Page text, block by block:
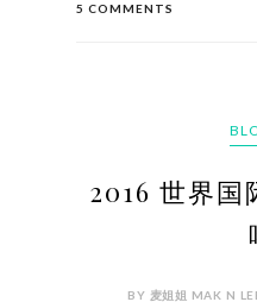
Champion - Mohd
1st Runner-up - Micho
- Ice Qilin (Uru)
(Sora) -Chris Foo
Mohd Nurul Amin
来，The Pure Life